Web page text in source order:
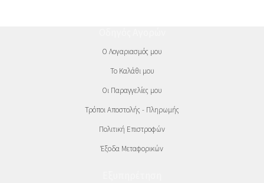
Ο Λογαριασμός μου
Το Καλάθι μου
Οι Παραγγελίες μου
Τρόποι Αποστολής - Πληρωμής
Πολιτική Επιστροφών
Έξοδα Μεταφορικών